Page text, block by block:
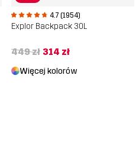
4.7 (1954)
Explor Backpack 30L
449 zł 314 zł
Więcej kolorów